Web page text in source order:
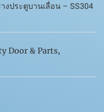
ประตูบานเลื่อน – SS304
Door & Parts,